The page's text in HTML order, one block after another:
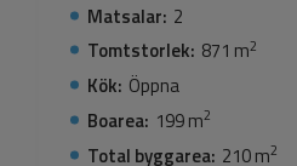
Matsalar: 2
Tomtstorlek: 871 m2
Kök: Öppna
Boarea: 199 m2
Total byggarea: 210 m2